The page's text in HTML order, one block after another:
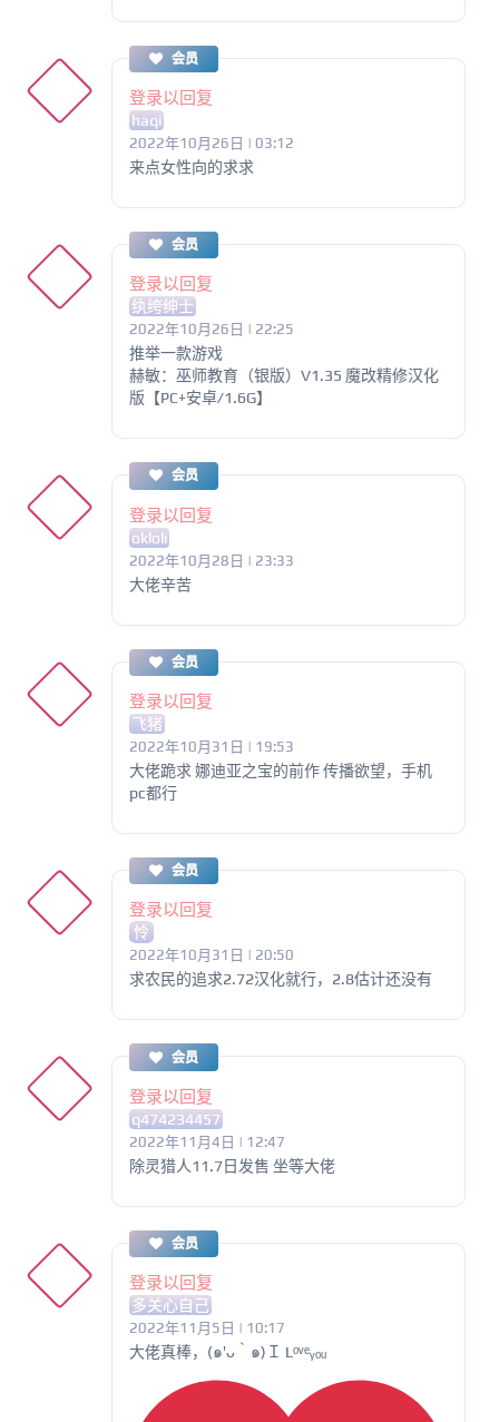
会员
登录以回复
haqi
2022年10月26日 | 03:12
来点女性向的求求
会员
登录以回复
纨绔绅士
2022年10月26日 | 22:25
推举一款游戏
赫敏：巫师教育（银版）V1.35 魔改精修汉化
版【PC+安卓/1.6G】
会员
登录以回复
okloli
2022年10月28日 | 23:33
大佬辛苦
会员
登录以回复
飞猪
2022年10月31日 | 19:53
大佬跪求 娜迪亚之宝的前作 传播欲望，手机
pc都行
会员
登录以回复
怜
2022年10月31日 | 20:50
求农民的追求2.72汉化就行，2.8估计还没有
会员
登录以回复
q474234457
2022年11月4日 | 12:47
除灵猎人11.7日发售 坐等大佬
会员
登录以回复
多关心自己
2022年11月5日 | 10:17
大佬真棒，(๑′ᴗ‵๑)Ｉ Lᵒᵛᵉᵧₒᵤ